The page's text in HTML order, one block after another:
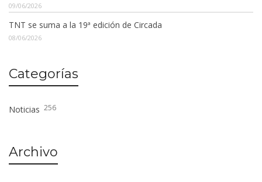
09/06/2026
TNT se suma a la 19ª edición de Circada
08/06/2026
Categorías
Noticias 256
Archivo